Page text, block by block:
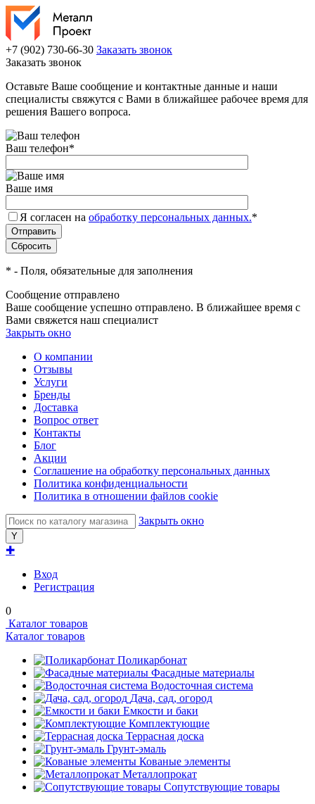
+7 (902) 730-66-30 Заказать звонок
Заказать звонок
Оставьте Ваше сообщение и контактные данные и наши
специалисты свяжутся с Вами в ближайшее рабочее время для
решения Вашего вопроса.
Ваш телефон*
Ваше имя
Я согласен на обработку персональных данных.*
* - Поля, обязательные для заполнения
Сообщение отправлено
Ваше сообщение успешно отправлено. В ближайшее время с
Вами свяжется наш специалист
Закрыть окно
О компании
Отзывы
Услуги
Бренды
Доставка
Вопрос ответ
Контакты
Блог
Акции
Соглашение на обработку персональных данных
Политика конфиденциальности
Политика в отношении файлов cookie
Закрыть окно
✚
Вход
Регистрация
0
Каталог товаров
Каталог товаров
Поликарбонат
Фасадные материалы
Водосточная система
Дача, сад, огород
Емкости и баки
Комплектующие
Террасная доска
Грунт-эмаль
Кованые элементы
Металлопрокат
Сопутствующие товары